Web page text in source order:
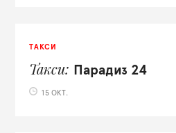
ТАКСИ
Такси Парадиз 24
15 ОКТ.